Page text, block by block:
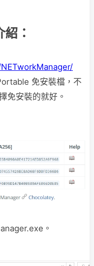
：
免安裝檔，不
免安裝的就好。
。